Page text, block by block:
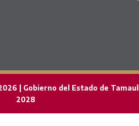
| Gobierno del Estado de
2028